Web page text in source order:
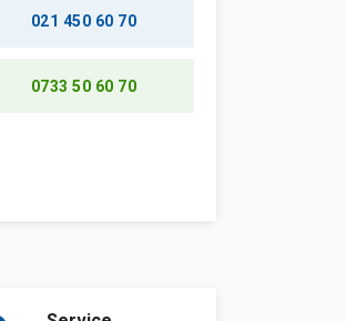
021 450 60 70
0733 50 60 70